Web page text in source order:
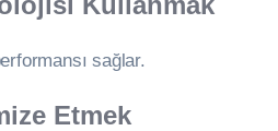
sağlar.
Etmek